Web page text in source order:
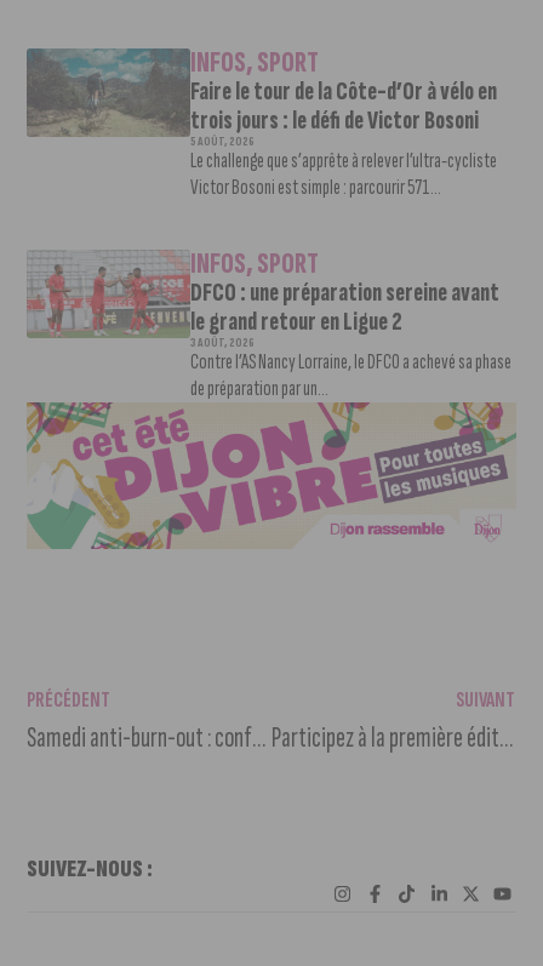
INFOS,SPORT
Faire le tour de la Côte-d’Or à vélo en
trois jours : le défi de Victor Bosoni
5 AOÛT, 2026
Le challenge que s’apprête à relever l’ultra-cycliste
Victor Bosoni est simple : parcourir 571...
INFOS,SPORT
DFCO : une préparation sereine avant
le grand retour en Ligue 2
3 AOÛT, 2026
Contre l’AS Nancy Lorraine, le DFCO a achevé sa phase
de préparation par un...
PRÉCÉDENT
Samedi anti-burn-out : conférences et ateliers gratuits à Saint-Apollinaire
SUIVANT
Participez à la première édition de l’ALTAYA
SUIVEZ-NOUS :